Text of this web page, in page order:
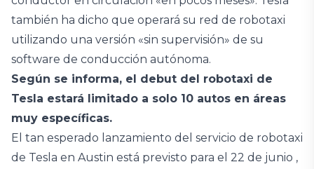
también ha dicho que operará su red de robotaxi
utilizando una versión «sin supervisión» de su
software de conducción autónoma.
Según se informa, el debut del robotaxi de
Tesla estará limitado a solo 10 autos en áreas
muy específicas.
El tan esperado lanzamiento del servicio de robotaxi
de Tesla en Austin está previsto para el 22 de junio ,